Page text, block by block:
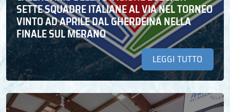
SETTE SQUADRE ITALIANE AL VIA NEL TORNEO
VINTO AD APRILE DAL GHERDEINA NELLA
FINALE SUL MERANO
LEGGI TUTTO